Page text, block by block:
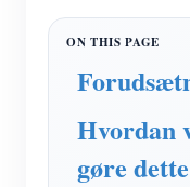
Hvordan
gøre dette